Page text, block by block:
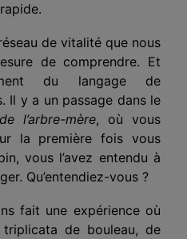
de vitalité que nous
de comprendre. Et
du langage de
Il y a un passage dans le
l’arbre-mère, où vous
la première fois vous
vous l’avez entendu à
Qu’entendiez-vous ?
fait une expérience où
de bouleau, de